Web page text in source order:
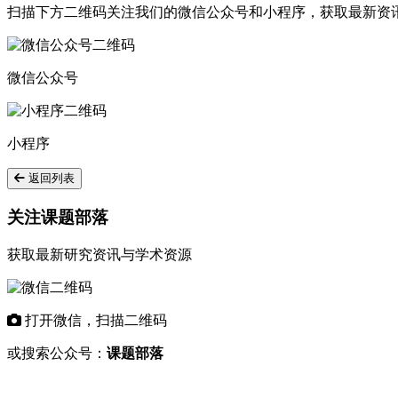
扫描下方二维码关注我们的微信公众号和小程序，获取最新资
微信公众号
小程序
返回列表
关注课题部落
获取最新研究资讯与学术资源
打开微信，扫描二维码
或搜索公众号： 课题部落